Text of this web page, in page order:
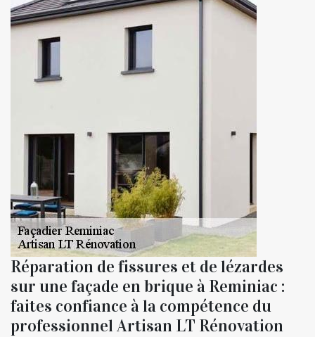
Réparation de fissures et de lézardes
sur une façade en brique à Reminiac :
faites confiance à la compétence du
professionnel Artisan LT Rénovation